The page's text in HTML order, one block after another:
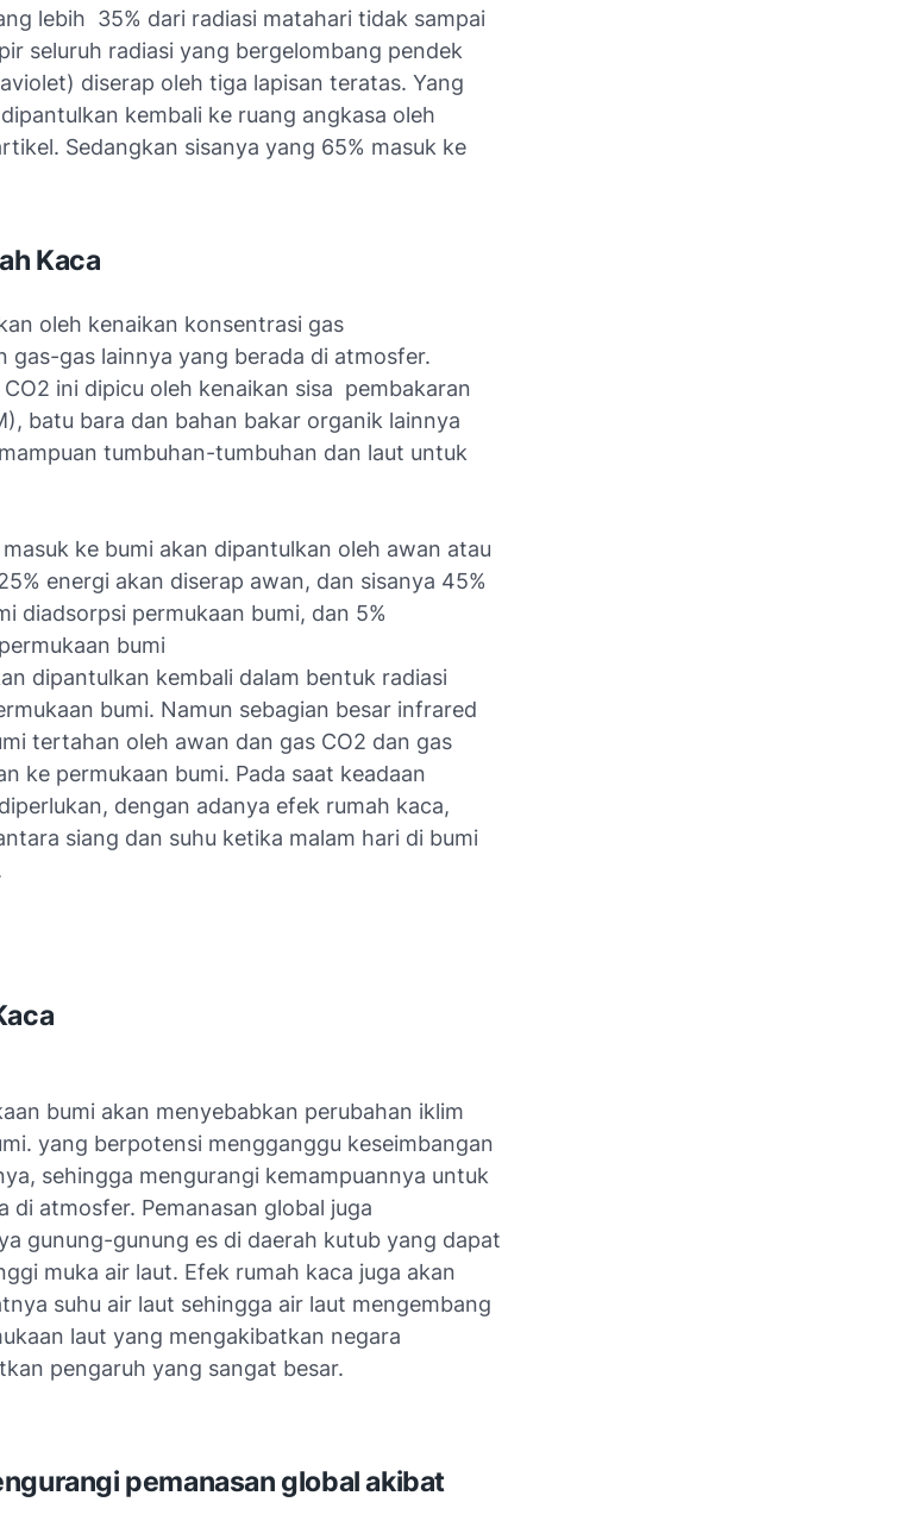
lebih 35% dari radiasi matahari tidak sampai
seluruh radiasi yang bergelombang pendek
diserap oleh tiga lapisan teratas. Yang
kembali ke ruang angkasa oleh
Sedangkan sisanya yang 65% masuk ke
Kaca
oleh kenaikan konsentrasi gas
gas-gas lainnya yang berada di atmosfer.
ini dipicu oleh kenaikan sisa pembakaran
batu bara dan bahan bakar organik lainnya
tumbuhan-tumbuhan dan laut untuk
ke bumi akan dipantulkan oleh awan atau
energi akan diserap awan, dan sisanya 45%
diadsorpsi permukaan bumi, dan 5%
bumi
dipantulkan kembali dalam bentuk radiasi
bumi. Namun sebagian besar infrared
tertahan oleh awan dan gas CO2 dan gas
ke permukaan bumi. Pada saat keadaan
dengan adanya efek rumah kaca,
siang dan suhu ketika malam hari di bumi
bumi akan menyebabkan perubahan iklim
yang berpotensi mengganggu keseimbangan
sehingga mengurangi kemampuannya untuk
di atmosfer. Pemanasan global juga
gunung-gunung es di daerah kutub yang dapat
muka air laut. Efek rumah kaca juga akan
suhu air laut sehingga air laut mengembang
laut yang mengakibatkan negara
pengaruh yang sangat besar.
pemanasan global akibat